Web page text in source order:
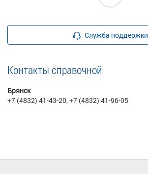
Служба поддержки
Контакты справочной
Брянск
+7 (4832) 41-43-20, +7 (4832) 41-96-05